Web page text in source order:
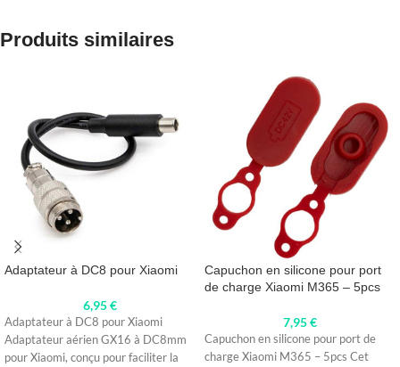
Produits similaires
Adaptateur à DC8 pour Xiaomi
6,95€
Adaptateur à DC8 pour Xiaomi
Adaptateur aérien GX16 à DC8mm
pour Xiaomi, conçu pour faciliter la
Capuchon en silicone pour port
de charge Xiaomi M365 – 5pcs
7,95€
Capuchon en silicone pour port de
charge Xiaomi M365 – 5pcs Cet